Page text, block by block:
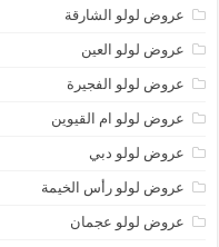
عروض لولو الشارقة
عروض لولو العين
عروض لولو الفجيرة
عروض لولو ام القيوين
عروض لولو دبي
عروض لولو رأس الخيمة
عروض لولو عجمان